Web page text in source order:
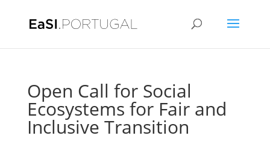
Open Call for Social
Ecosystems for Fair and
Inclusive Transition